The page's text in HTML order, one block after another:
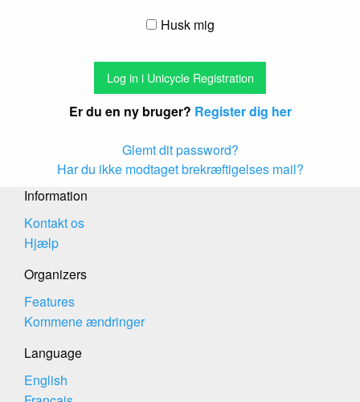
Husk mig
Er du en ny bruger? Register dig her
Glemt dit password?
Har du ikke modtaget brekræftigelses mail?
Information
Kontakt os
Hjælp
Organizers
Features
Kommene ændringer
Language
English